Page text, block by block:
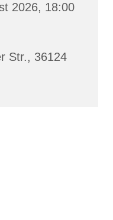
2026, 18:00
Str., 36124